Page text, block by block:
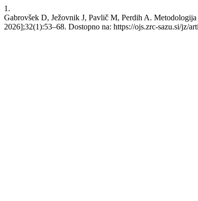
1.
Gabrovšek D, Ježovnik J, Pavlič M, Perdih A.
2026];32(1):53–68. Dostopno na: https://ojs.zrc-sazu.si/jz/